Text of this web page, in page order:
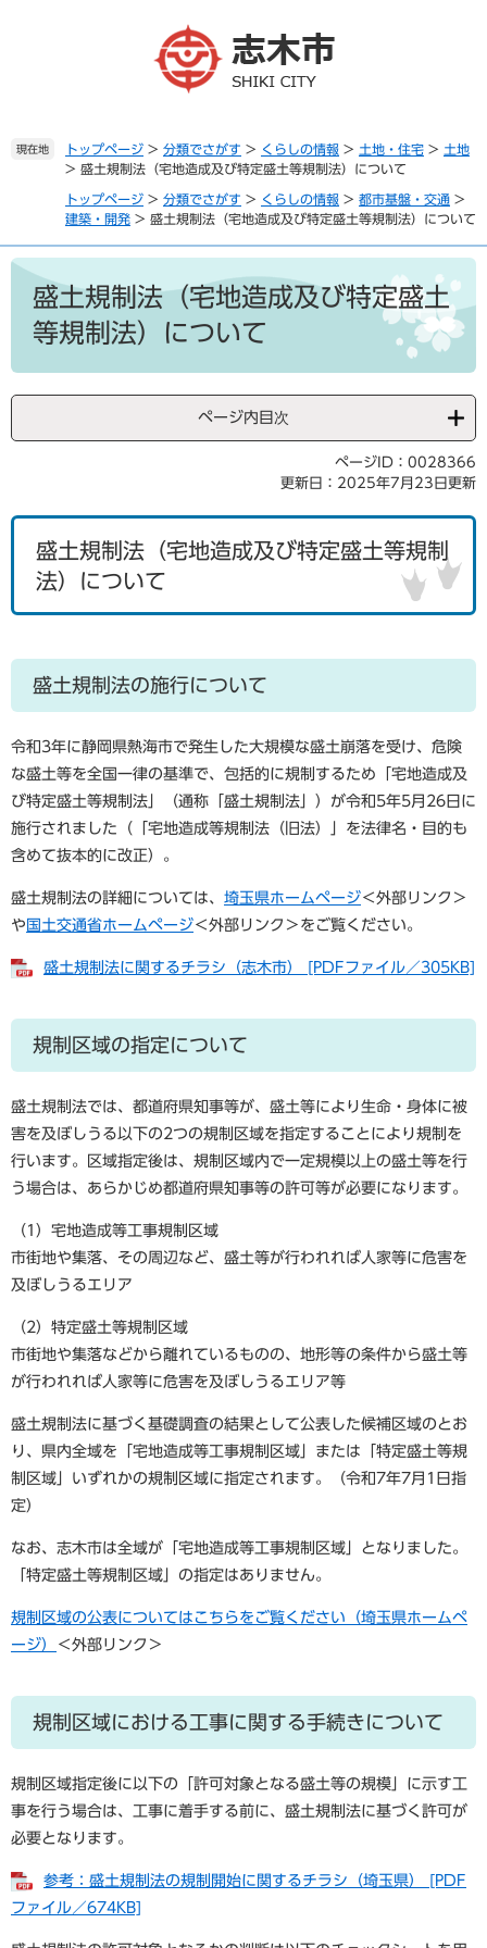
へ
現在地 トップページ > 分類でさがす > くらしの情報 > 土地・住宅 > 土地
> 盛土規制法（宅地造成及び特定盛土等規制法）について
トップページ > 分類でさがす > くらしの情報 > 都市基盤・交通 >
建築・開発 > 盛土規制法（宅地造成及び特定盛土等規制法）について
本
盛土規制法（宅地造成及び特定盛土
等規制法）について
ページ内目次
ページID：0028366
更新日：2025年7月23日更新
盛土規制法（宅地造成及び特定盛土等規制
法）について
盛土規制法の施行について
令和3年に静岡県熱海市で発生した大規模な盛土崩落を受け、危険
な盛土等を全国一律の基準で、包括的に規制するため「宅地造成及
び特定盛土等規制法」（通称「盛土規制法」）が令和5年5月26日に
施行されました（「宅地造成等規制法（旧法）」を法律名・目的も
含めて抜本的に改正）。
盛土規制法の詳細については、 埼玉県ホームページ＜外部リンク＞
や 国土交通省ホームページ＜外部リンク＞ をご覧ください。
盛土規制法に関するチラシ（志木市） [PDFファイル／305KB]
規制区域の指定について
盛土規制法では、都道府県知事等が、盛土等により生命・身体に被
害を及ぼしうる以下の2つの規制区域を指定することにより規制を
行います。区域指定後は、規制区域内で一定規模以上の盛土等を行
う場合は、あらかじめ都道府県知事等の許可等が必要になります。
（1）宅地造成等工事規制区域
市街地や集落、その周辺など、盛土等が行われれば人家等に危害を
及ぼしうるエリア
（2）特定盛土等規制区域
市街地や集落などから離れているものの、地形等の条件から盛土等
が行われれば人家等に危害を及ぼしうるエリア等
盛土規制法に基づく基礎調査の結果として公表した候補区域のとお
り、県内全域を「宅地造成等工事規制区域」または「特定盛土等規
制区域」いずれかの規制区域に指定されます。（令和7年7月1日指
定）
なお、志木市は全域が「宅地造成等工事規制区域」となりました。
「特定盛土等規制区域」の指定はありません。
規制区域の公表についてはこちらをご覧ください（埼玉県ホームペ
ージ）
＜外部リンク＞
規制区域における工事に関する手続きについて
規制区域指定後に以下の「許可対象となる盛土等の規模」に示す工
事を行う場合は、工事に着手する前に、盛土規制法に基づく許可が
必要となります。
参考：盛土規制法の規制開始に関するチラシ（埼玉県） [PDF
ファイル／674KB]